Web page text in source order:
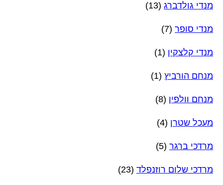
מנדי גולדברג (13)
מנדי סופר (7)
מנדי קלצקין (1)
מנחם הורביץ (1)
מנחם וולפין (8)
מעכל שטרן (4)
מרדכי ברגר (5)
מרדכי שלום רוזנפלד (23)